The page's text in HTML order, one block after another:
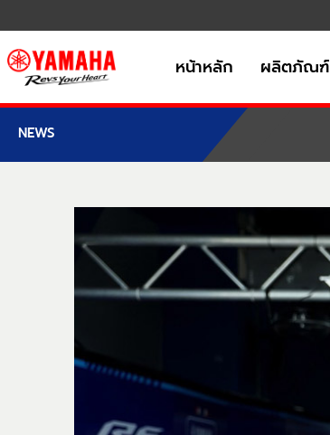
หน้าหลัก ผลิตภัณฑ์
NEWS